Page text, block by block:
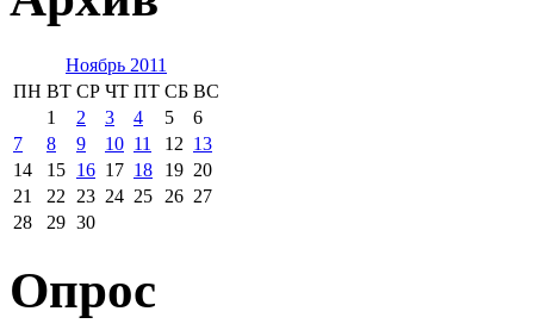
Ноябрь 2011
ПН ВТ СР ЧТ ПТ СБ ВС
1
2 3 4 5
6
7
8 9 10 11 12 13
14
15 16 17 18 19 20
21
22 23 24 25 26 27
28
29 30
Опрос